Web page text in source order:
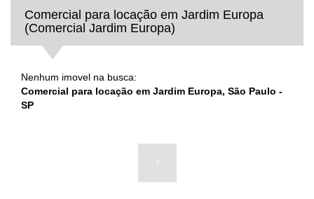
Comercial para locação em Jardim Europa
(Comercial Jardim Europa)
Nenhum imovel na busca:
Comercial para locação em Jardim Europa, São Paulo -
SP